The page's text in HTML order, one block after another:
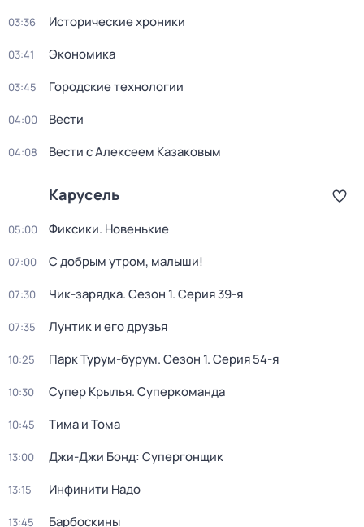
03:36 Исторические хроники
03:41 Экономика
03:45 Городские технологии
04:00 Вести
04:08 Вести с Алексеем Казаковым
Карусель
05:00 Фиксики. Новенькие
07:00 С добрым утром, малыши!
07:30 Чик-зарядка. Сезон 1. Серия 39-я
07:35 Лунтик и его друзья
10:25 Парк Турум-бурум. Сезон 1. Серия 54-я
10:30 Супер Крылья. Суперкоманда
10:45 Тима и Тома
13:00 Джи-Джи Бонд: Супергонщик
13:15 Инфинити Надо
13:45 Барбоскины